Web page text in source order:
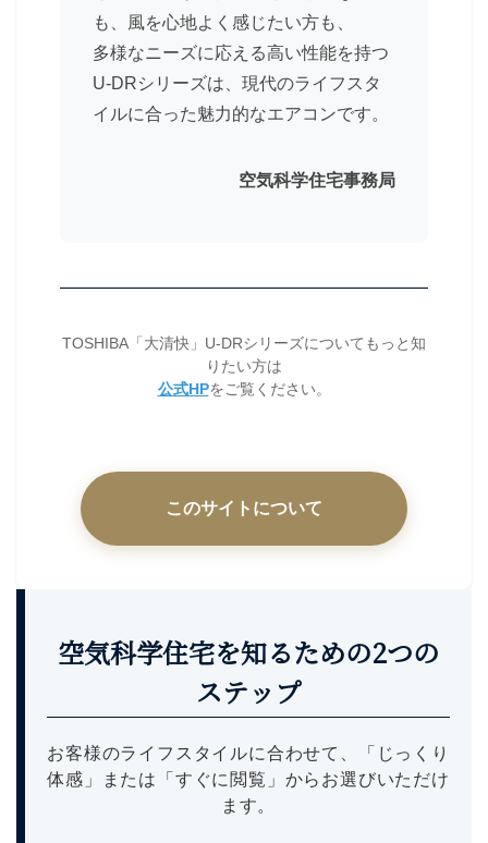
も、風を心地よく感じたい方も、
多様なニーズに応える高い性能を持つ
U-DRシリーズは、現代のライフスタ
イルに合った魅力的なエアコンです。
空気科学住宅事務局
TOSHIBA「大清快」U-DRシリーズについてもっと知
りたい方は
公式HPをご覧ください。
このサイトについて
空気科学住宅を知るための2つの
ステップ
お客様のライフスタイルに合わせて、「じっくり
体感」または「すぐに閲覧」からお選びいただけ
ます。